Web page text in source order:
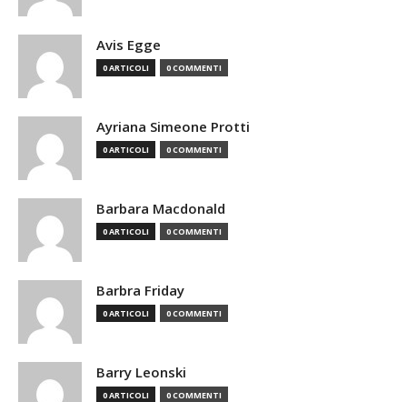
Avis Egge
0 ARTICOLI 0 COMMENTI
Ayriana Simeone Protti
0 ARTICOLI 0 COMMENTI
Barbara Macdonald
0 ARTICOLI 0 COMMENTI
Barbra Friday
0 ARTICOLI 0 COMMENTI
Barry Leonski
0 ARTICOLI 0 COMMENTI